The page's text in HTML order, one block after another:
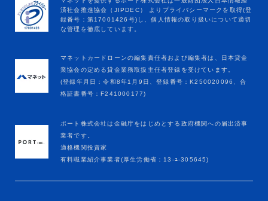
マネットカードローンの編集責任者および編集者は、日本貸金
業協会の定める貸金業務取扱主任者登録を受けています。
(登録年月日：令和8年1月9日、登録番号：K250020096、合
格証書番号：F241000177)
ポート株式会社は金融庁をはじめとする政府機関への届出済事
業者です。
適格機関投資家
有料職業紹介事業者(厚生労働省：13-ﾕ-305645)